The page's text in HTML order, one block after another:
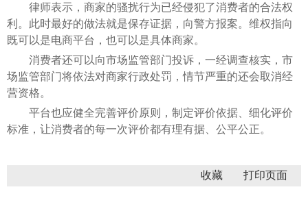
律师表示，商家的骚扰行为已经侵犯了消费者的合法权
利。此时最好的做法就是保存证据，向警方报案。维权指向
既可以是电商平台，也可以是具体商家。
消费者还可以向市场监管部门投诉，一经调查核实，市
场监管部门将依法对商家行政处罚，情节严重的还会取消经
营资格。
平台也应健全完善评价原则，制定评价依据、细化评价
标准，让消费者的每一次评价都有理有据、公平公正。
收藏